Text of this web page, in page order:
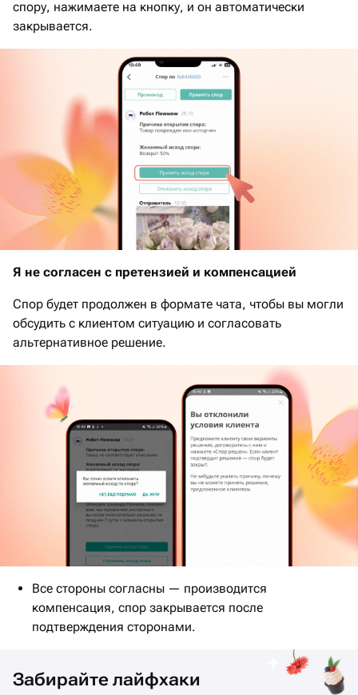
спору, нажимаете на кнопку, и он автоматически
закрывается.
Я не согласен с претензией и компенсацией
Спор будет продолжен в формате чата, чтобы вы могли
обсудить с клиентом ситуацию и согласовать
альтернативное решение.
Все стороны согласны — производится
компенсация, спор закрывается после
подтверждения сторонами.
Забирайте лайфхаки